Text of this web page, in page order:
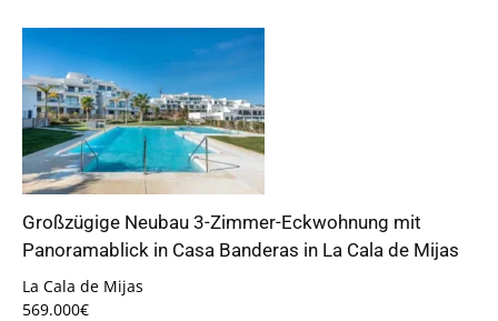
Großzügige Neubau 3-Zimmer-Eckwohnung mit
Panoramablick in Casa Banderas in La Cala de Mijas
La Cala de Mijas
569.000€